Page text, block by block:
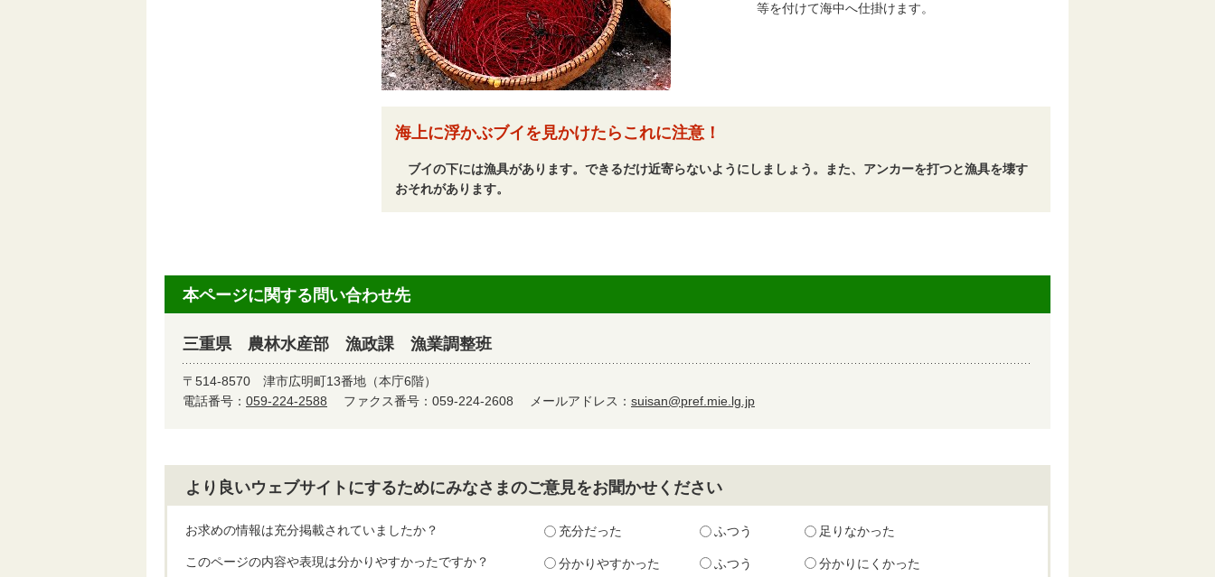
等を付けて海中へ仕掛けます。
海上に浮かぶブイを見かけたらこれに注意！
ブイの下には漁具があります。できるだけ近寄らないようにしましょう。また、アンカーを打つと漁具を壊す
おそれがあります。
本ページに関する問い合わせ先
三重県 農林水産部 漁政課 漁業調整班
〒514-8570 津市広明町13番地（本庁6階）
電話番号： 059-224-2588 ファクス番号：059-224-2608 メールアドレス： suisan@pref.mie.lg.jp
より良いウェブサイトにするためにみなさまのご意見をお聞かせください
お求めの情報は充分掲載されていましたか？ 充分だった ふつう 足りなかった
このページの内容や表現は分かりやすかったですか？ 分かりやすかった ふつう 分かりにくかった